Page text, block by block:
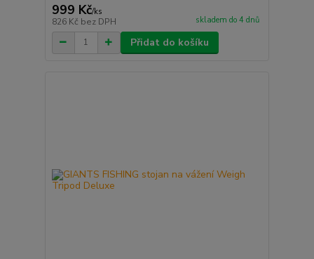
999 Kč/ks
826 Kč bez DPH skladem do 4 dnů
Přidat do košíku